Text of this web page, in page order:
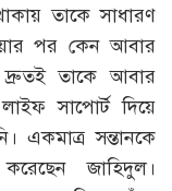
তাকে সাধারণ
পর কেন আবার
তাকে আবার
সাপোর্ট দিয়ে
একমাত্র সন্তানকে
জাহিদুল।